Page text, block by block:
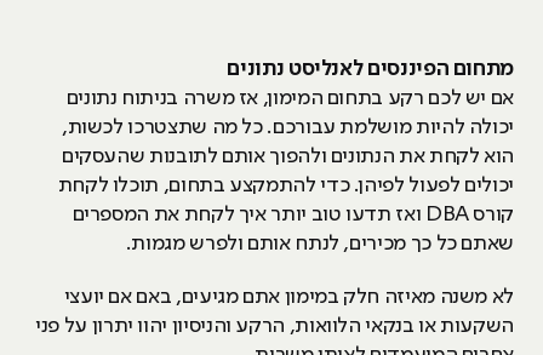
מתחום הפיננסים לאנליסט נתונים
אם יש לכם רקע בתחום המימון, אז משרה בניתוח נתונים
יכולה להיות מושלמת עבורכם. כל מה שתצטרכו לכשות,
הוא לקחת את הנתונים ולהפוך אותם לתובנות שהעסקים
יכולים לפעול לפיהן. כדי להתמקצע בתחום, תוכלו לקחת
קורס DBA ואז תדעו טוב יותר איך לקחת את המספרים
שאתם כל כך מכירים, לנתח אותם ולפרש מגמות.
לא משנה מאיזה חלק במימון אתם מגיעים, באם אם יועצי
השקעות או בנקאי הלוואות, הרקע והניסיון יהוו יתרון על פני